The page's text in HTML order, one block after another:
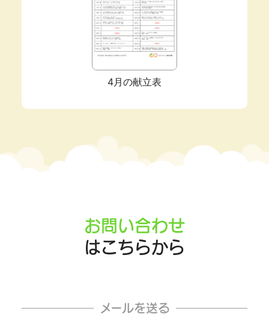
4月の献立表
お問い合わせ
はこちらから
メールを送る